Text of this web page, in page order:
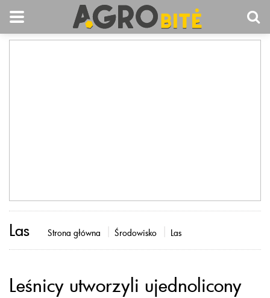
Las Strona główna Środowisko Las
Leśnicy utworzyli ujednolicony